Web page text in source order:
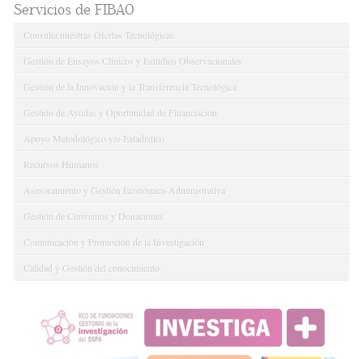
Servicios de FIBAO
Consulta nuestras Ofertas Tecnológicas
Gestión de Ensayos Clínicos y Estudios Observacionales
Gestión de la Innovación y la Transferencia Tecnológica
Gestión de Ayudas y Oportunidad de Financiación
Apoyo Metodológico y/o Estadístico
Recursos Humanos
Asesoramiento y Gestión Económica-Administrativa
Gestión de Convenios y Donaciones
Comunicación y Promoción de la Investigación
Calidad y Gestión del conocimiento